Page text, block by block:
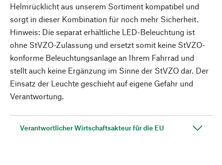
Helmrücklicht aus unserem Sortiment kompatibel und
sorgt in dieser Kombination für noch mehr Sicherheit.
Hinweis: Die separat erhältliche LED-Beleuchtung ist
ohne StVZO-Zulassung und ersetzt somit keine StVZO-
konforme Beleuchtungsanlage an Ihrem Fahrrad und
stellt auch keine Ergänzung im Sinne der StVZO dar. Der
Einsatz der Leuchte geschieht auf eigene Gefahr und
Verantwortung.
Verantwortlicher Wirtschaftsakteur für die EU